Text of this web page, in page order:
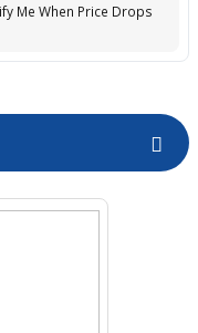
Me When Price Drops